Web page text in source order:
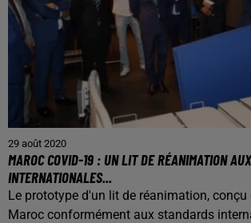
29 août 2020
MAROC COVID-19 : UN LIT DE RÉANIMATION
INTERNATIONALES...
Le prototype d'un lit de réanimation,
Maroc conformément aux standards